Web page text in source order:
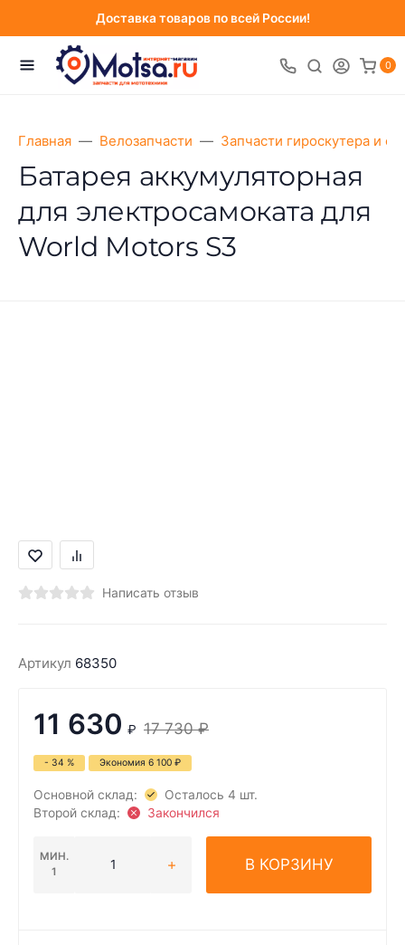
Доставка товаров по всей России!
0
Главная Велозапчасти Запчасти гироскутера и
Батарея аккумуляторная
для электросамоката для
World Motors S3
Написать отзыв
Артикул 68350
11 630 ₽ 17 730 ₽
- 34 % Экономия 6 100 ₽
Основной склад:
Осталось 4 шт.
Второй склад:
Закончился
МИН.
1
В КОРЗИНУ